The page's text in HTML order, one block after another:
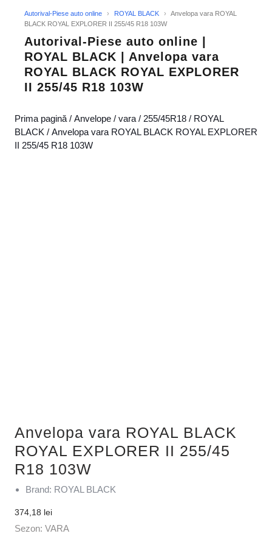
Autorival-Piese auto online › ROYAL BLACK ›
Anvelopa vara ROYAL
BLACK ROYAL EXPLORER II 255/45 R18 103W
Autorival-Piese auto online |
ROYAL BLACK | Anvelopa vara
ROYAL BLACK ROYAL EXPLORER
II 255/45 R18 103W
Prima pagină / Anvelope / vara / 255/45R18 / ROYAL
BLACK / Anvelopa vara ROYAL BLACK ROYAL EXPLORER
II 255/45 R18 103W
Anvelopa vara ROYAL BLACK
ROYAL EXPLORER II 255/45
R18 103W
Brand: ROYAL BLACK
374,18 lei
Sezon: VARA